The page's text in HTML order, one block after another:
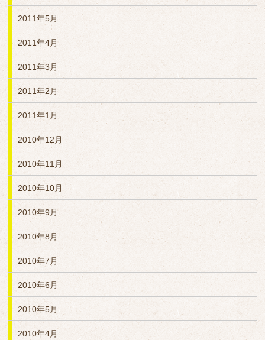
2011年5月
2011年4月
2011年3月
2011年2月
2011年1月
2010年12月
2010年11月
2010年10月
2010年9月
2010年8月
2010年7月
2010年6月
2010年5月
2010年4月